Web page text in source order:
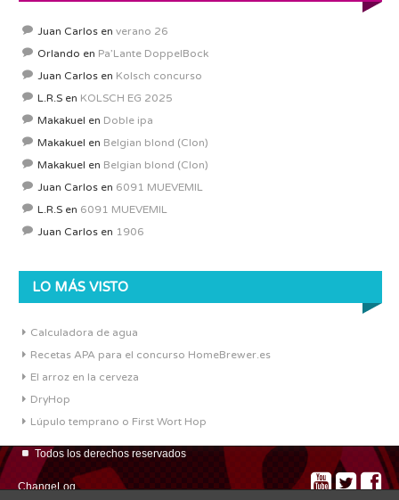
Juan Carlos en verano 26
Orlando en Pa’Lante DoppelBock
Juan Carlos en Kolsch concurso
L.R.S en KOLSCH EG 2025
Makakuel en Doble ipa
Makakuel en Belgian blond (Clon)
Makakuel en Belgian blond (Clon)
Juan Carlos en 6091 MUEVEMIL
L.R.S en 6091 MUEVEMIL
Juan Carlos en 1906
LO MÁS VISTO
Calculadora de agua
Recetas APA para el concurso HomeBrewer.es
El arroz en la cerveza
DryHop
Lúpulo temprano o First Wort Hop
Todos los derechos reservados
ChangeLog